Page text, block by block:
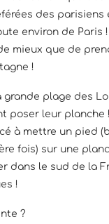
des parisiens
environ de Paris
mieux que de
!
grande plage des
poser leur planche !
à mettre un pied
fois) sur une
dans le sud de la
!
?